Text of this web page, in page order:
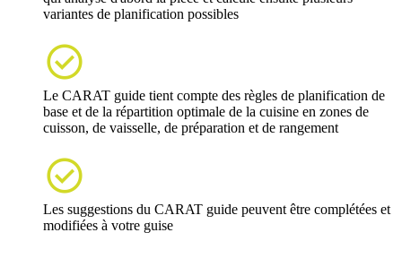
variantes de planification possibles

Le CARAT guide tient compte des règles de planification de
base et de la répartition optimale de la cuisine en zones de
cuisson, de vaisselle, de préparation et de rangement

Les suggestions du CARAT guide peuvent être complétées et
modifiées à votre guise